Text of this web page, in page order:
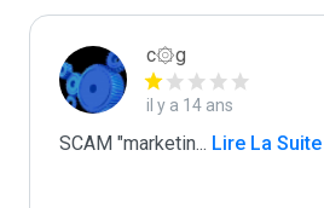
c۞g
il y a 14 ans
SCAM "marketin... Lire La Suite